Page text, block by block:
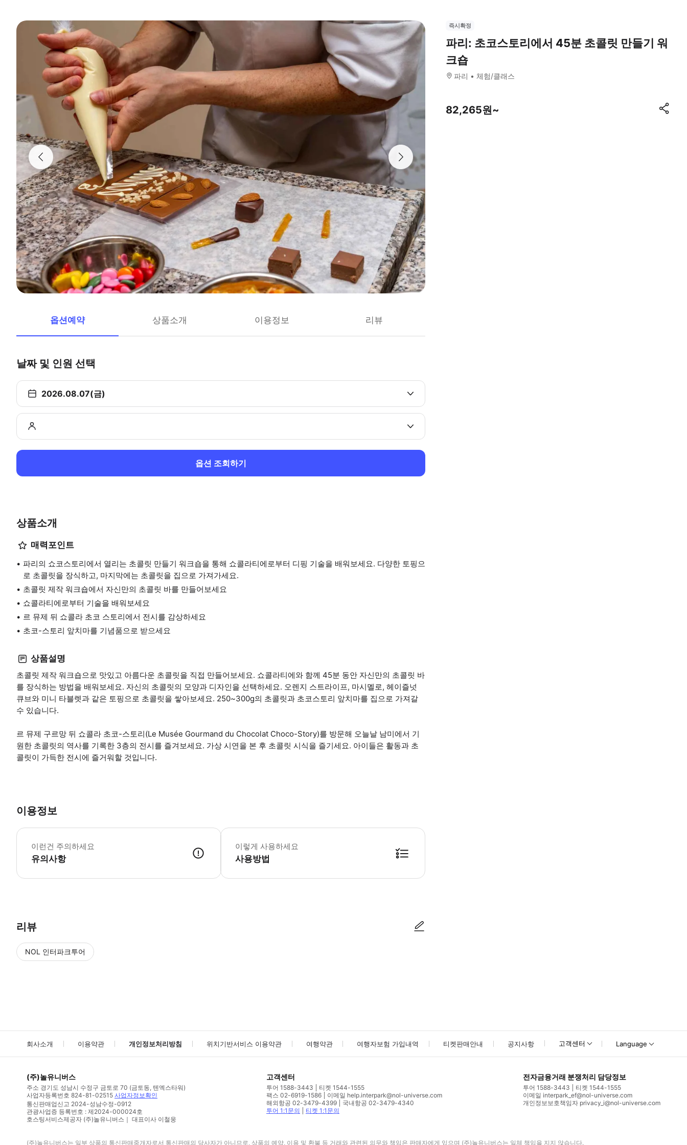
옵션예약 상품소개 이용정보 리뷰
날짜 및 인원 선택
2026.08.07(금)
옵션 조회하기
상품소개
매력포인트
파리의 쇼코스토리에서 열리는 초콜릿 만들기 워크숍을 통해 쇼콜라티에로부터 디핑 기술을 배워보세요. 다양한 토핑으
로 초콜릿을 장식하고, 마지막에는 초콜릿을 집으로 가져가세요.
초콜릿 제작 워크숍에서 자신만의 초콜릿 바를 만들어보세요
쇼콜라티에로부터 기술을 배워보세요
르 뮤제 뒤 쇼콜라 초코 스토리에서 전시를 감상하세요
초코-스토리 앞치마를 기념품으로 받으세요
상품설명
초콜릿 제작 워크숍으로 맛있고 아름다운 초콜릿을 직접 만들어보세요. 쇼콜라티에와 함께 45분 동안 자신만의 초콜릿 바
를 장식하는 방법을 배워보세요. 자신의 초콜릿의 모양과 디자인을 선택하세요. 오렌지 스트라이프, 마시멜로, 헤이즐넛
큐브와 미니 타블렛과 같은 토핑으로 초콜릿을 쌓아보세요. 250~300g의 초콜릿과 초코스토리 앞치마를 집으로 가져갈
수 있습니다.
르 뮤제 구르망 뒤 쇼콜라 초코-스토리(Le Musée Gourmand du Chocolat Choco-Story)를 방문해 오늘날 남미에서 기
원한 초콜릿의 역사를 기록한 3층의 전시를 즐겨보세요. 가상 시연을 본 후 초콜릿 시식을 즐기세요. 아이들은 활동과 초
콜릿이 가득한 전시에 즐거워할 것입니다.
이용정보
이런건 주의하세요
유의사항
• 워크숍 시작 시간 최소 15분 전까지 도착해주세요. 지각 시 입장 불가하며 티켓은 환불되지 않습니다. 늦게 도착하면 워크숍에 참여할 수 없으며 티켓은
이렇게 사용하세요
사용방법
리뷰
NOL 인터파크투어
즉시확정
파리: 초코스토리에서 45분 초콜릿 만들기 워
크숍
파리 체험/클래스
82,265원~
회사소개 이용약관 개인정보처리방침 위치기반서비스 이용약관 여행약관 여행자보험 가입내역 티켓판매안내 공지사항 고객센터 Language
(주)놀유니버스
주소 경기도 성남시 수정구 금토로 70 (금토동, 텐엑스타워)
사업자등록번호 824-81-02515 사업자정보확인
통신판매업신고 2024-성남수정-0912
관광사업증 등록번호 : 제2024-000024호
호스팅서비스제공자 (주)놀유니버스｜ 대표이사 이철웅
고객센터
투어 1588-3443
티켓 1544-1555
팩스 02-6919-1586
이메일 help.interpark@nol-universe.com
해외항공 02-3479-4399
국내항공 02-3479-4340
투어 1:1문의
티켓 1:1문의
전자금융거래 분쟁처리 담당정보
투어 1588-3443
티켓 1544-1555
이메일 interpark_ef@nol-universe.com
개인정보보호책임자 privacy_i@nol-universe.com
(주)놀유니버스는 일부 상품의 통신판매중개자로서 통신판매의 당사자가 아니므로, 상품의 예약, 이용 및 환불 등 거래와 관련된 의무와 책임은 판매자에게 있으며 (주)놀유니버스는 일체 책임을 지지 않습니다.